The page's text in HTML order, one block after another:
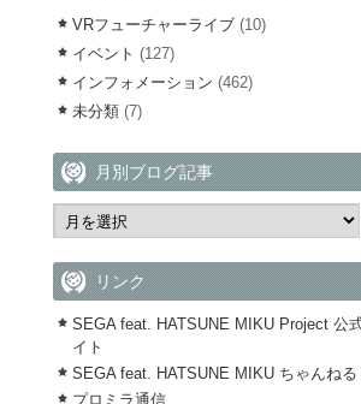
VRフューチャーライブ (10)
イベント (127)
インフォメーション (462)
未分類 (7)
月別ブログ記事
リンク
SEGA feat. HATSUNE MIKU Project 公
イト
SEGA feat. HATSUNE MIKU ちゃんねる
プロミラ通信